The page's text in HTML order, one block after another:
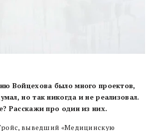
Войцехова было много проектов,
но так никогда и не реализовал.
Расскажи про один из них.
выведший «Медицинскую